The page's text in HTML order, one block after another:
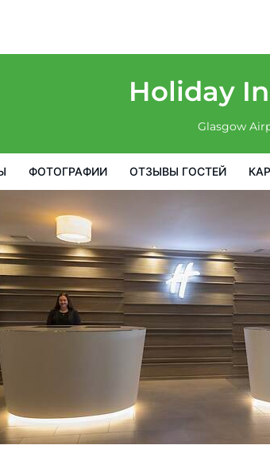
Holiday
Glasgow
ФОТОГРАФИИ ОТЗЫВЫ ГОСТЕЙ
Glasgow Airport by IHG